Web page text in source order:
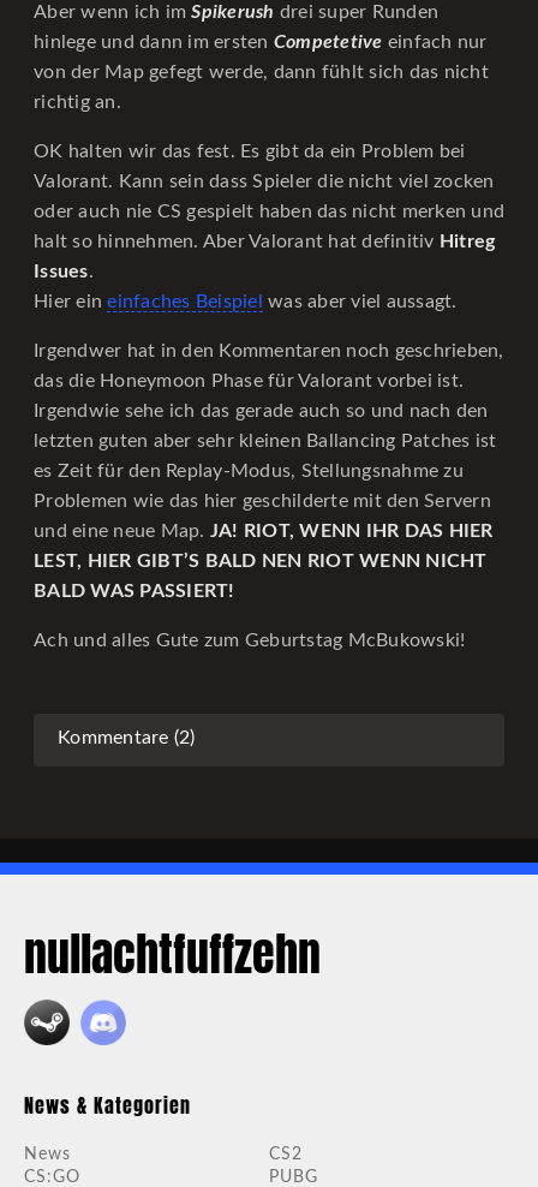
Aber wenn ich imSpikerush drei super Runden
hinlege und dann im ersten Competetive einfach nur
von der Map gefegt werde, dann fühlt sich das nicht
richtig an.
OK halten wir das fest. Es gibt da ein Problem bei
Valorant. Kann sein dass Spieler die nicht viel zocken
oder auch nie CS gespielt haben das nicht merken und
halt so hinnehmen. Aber Valorant hat definitiv Hitreg
Issues.
Hier eineinfaches Beispiel was aber viel aussagt.
Irgendwer hat in den Kommentaren noch geschrieben,
das die Honeymoon Phase für Valorant vorbei ist.
Irgendwie sehe ich das gerade auch so und nach den
letzten guten aber sehr kleinen Ballancing Patches ist
es Zeit für den Replay-Modus, Stellungsnahme zu
Problemen wie das hier geschilderte mit den Servern
und eine neue Map. JA! RIOT, WENN IHR DAS HIER
LEST, HIER GIBT’S BALD NEN RIOT WENN NICHT
BALD WAS PASSIERT!
Ach und alles Gute zum Geburtstag McBukowski!
Kommentare (2)
nullachtfuffzehn
News & Kategorien
News
CS2
CS:GO
PUBG